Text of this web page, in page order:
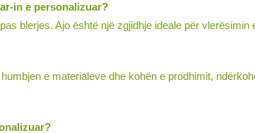
in e personalizuar?
blerjes. Ajo është një zgjidhje ideale për
e materialeve dhe kohën e prodhimit,